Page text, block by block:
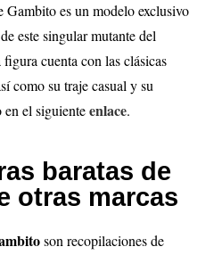
es un modelo exclusivo
este singular mutante del
cuenta con las clásicas
como su traje casual y su
en el siguienteenlace.
baratas de
otras marcas
son recopilaciones de